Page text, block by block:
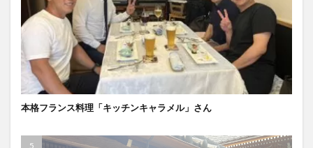
本格フランス料理「キッチンキャラメル」さん